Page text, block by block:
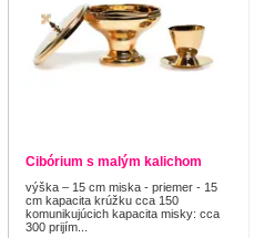
Cibórium s malým kalichom
výška – 15 cm miska - priemer - 15
cm kapacita krúžku cca 150
komunikujúcich kapacita misky: cca
300 prijím...